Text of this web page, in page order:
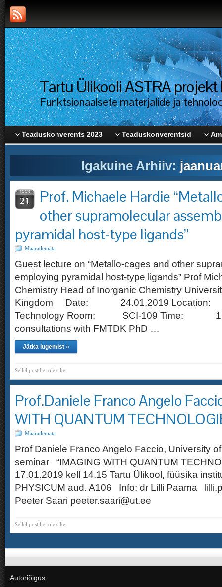
Tartu Ülikooli ASTRA projekt
Funktsionaalsete materjalide ja
Teaduskonverents 2023 Teaduskonverentsid
Igakuine Arhiiv:
JAAN
21
Prof. Michaele Hardie
other supramolecular
pyramidal host-type ligands”
Määratlemata
Guest lecture on “Metallo-cages and other
employing pyramidal host-type ligands” Prof
Chemistry Head of Inorganic Chemistry
Kingdom Date: 24.01.2019 Location:
Technology Room: SCI-109 Time:
consultations with FMTDK PhD …
Jätka lugemist »
Sellel postil ei ole silte
Prof.Daniele Franco Angelo
WITH QUANTUM
Määratlemata
Prof Daniele Franco Angelo Faccio, University
seminar “IMAGING WITH QUANTUM
17.01.2019 kell 14.15 Tartu Ülikool, füüsika
PHYSICUM aud. A106 Info: dr Lilli Paama
Peeter Saari peeter.saari@ut.ee
Sellel postil ei ole silte
Autoriõigus